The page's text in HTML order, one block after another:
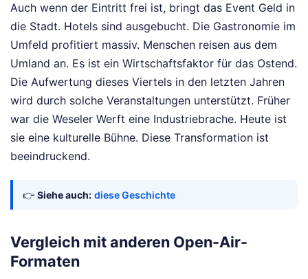
Auch wenn der Eintritt frei ist, bringt das Event Geld in
die Stadt. Hotels sind ausgebucht. Die Gastronomie im
Umfeld profitiert massiv. Menschen reisen aus dem
Umland an. Es ist ein Wirtschaftsfaktor für das Ostend.
Die Aufwertung dieses Viertels in den letzten Jahren
wird durch solche Veranstaltungen unterstützt. Früher
war die Weseler Werft eine Industriebrache. Heute ist
sie eine kulturelle Bühne. Diese Transformation ist
beeindruckend.
👉 Siehe auch: diese Geschichte
Vergleich mit anderen Open-Air-
Formaten